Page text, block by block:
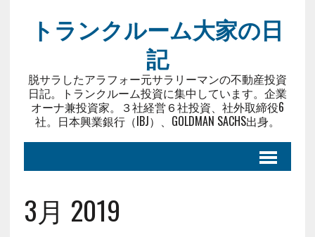
トランクルーム大家の日
記
脱サラしたアラフォー元サラリーマンの不動産投資
日記。トランクルーム投資に集中しています。企業
オーナ兼投資家。３社経営６社投資、社外取締役6
社。日本興業銀行（IBJ）、GOLDMAN SACHS出身。
3月 2019